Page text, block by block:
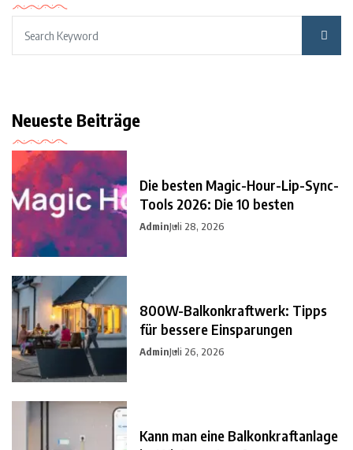
Neueste Beiträge
Die besten Magic-Hour-Lip-Sync-
Tools 2026: Die 10 besten
AdminJuli 28, 2026
800W-Balkonkraftwerk: Tipps
für bessere Einsparungen
AdminJuli 26, 2026
Kann man eine Balkonkraftanlage